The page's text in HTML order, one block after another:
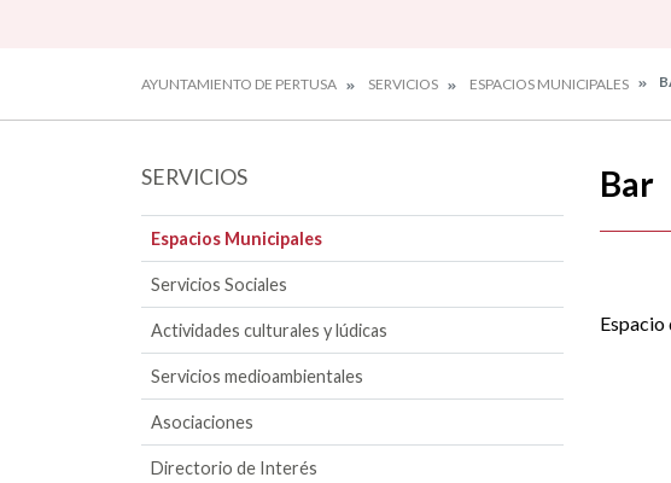
AYUNTAMIENTO DE PERTUSA SERVICIOS ESPACIOS MUNICIPALES
SERVICIOS
Espacios Municipales
Servicios Sociales
Actividades culturales y lúdicas
Servicios medioambientales
Asociaciones
Directorio de Interés
Bar
Espacio